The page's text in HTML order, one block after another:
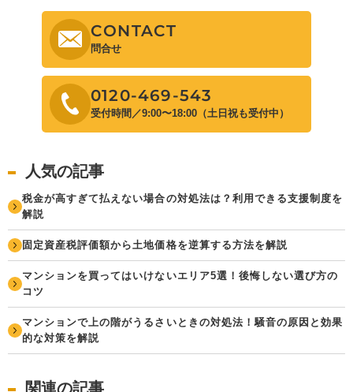
CONTACT
問合せ
0120-469-543
受付時間／9:00〜18:00（土日祝も受付中）
人気の記事
税金が高すぎて払えない場合の対処法は？利用できる支援制度を
解説
固定資産税評価額から土地価格を逆算する方法を解説
マンションを買ってはいけないエリア5選！後悔しない選び方の
コツ
マンションで上の階がうるさいときの対処法！騒音の原因と効果
的な対策を解説
関連の記事